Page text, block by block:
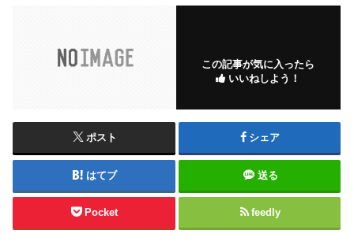
この記事が気に入ったら
いいねしよう！
ポスト シェア
はてブ 送る
Pocket feedly